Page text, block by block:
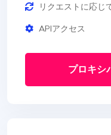
リクエストに応じ
APIアクセス
プロキシ